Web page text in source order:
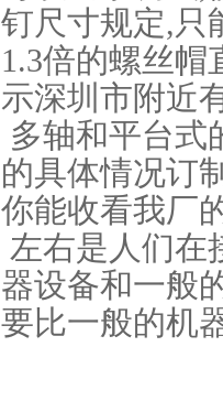
钉尺寸规定,只
1.3倍的螺丝
示深圳市附近
多轴和平台式
的具体情况订
你能收看我厂
左右是人们在
器设备和一般
要比一般的机